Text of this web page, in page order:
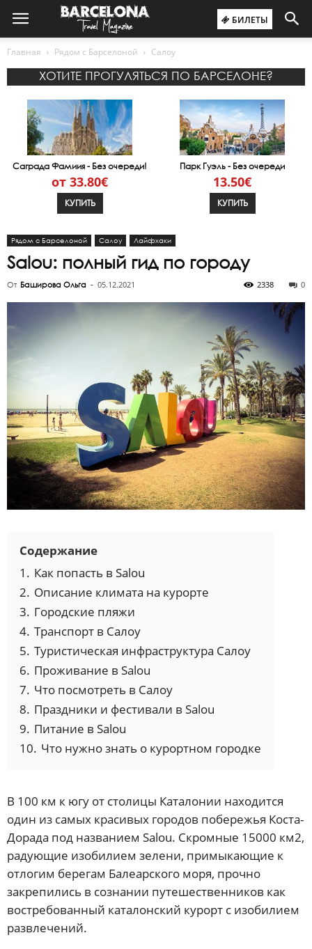
БИЛЕТЫ
Главная Рядом с Барселоной Салоу
ХОТИТЕ ПРОГУЛЯТЬСЯ ПО БАРСЕЛОНЕ?
Саграда Фамиия - Без очереди!
от 33.80€
КУПИТЬ
Парк Гуэль - Без очереди
13.50€
КУПИТЬ
Рядом с Барселоной Салоу Лайфхаки
Salou: полный гид по городу
От Баширова Ольга - 05.12.2021 0
2338
Содержание
1. Как попасть в Salou
2. Описание климата на курорте
3. Городские пляжи
4. Транспорт в Салоу
5. Туристическая инфраструктура Салоу
6. Проживание в Salou
7. Что посмотреть в Салоу
8. Праздники и фестивали в Salou
9. Питание в Salou
10. Что нужно знать о курортном городке
В 100 км к югу от столицы Каталонии находится
один из самых красивых городов побережья Коста-
Дорада под названием Salou. Скромные 15000 км2,
радующие изобилием зелени, примыкающие к
отлогим берегам Балеарского моря, прочно
закрепились в сознании путешественников как
востребованный каталонский курорт с изобилием
развлечений.